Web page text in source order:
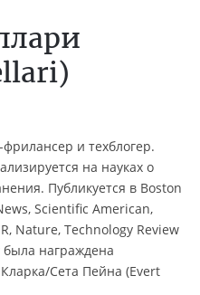
и техблогер.
на науках о
Публикуется в Boston
Scientific American,
Nature, Technology Review
была награждена
Сета Пейна (Evert